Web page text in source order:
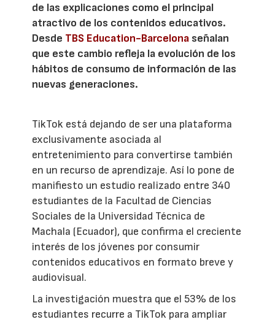
de las explicaciones como el principal
atractivo de los contenidos educativos.
Desde TBS Education-Barcelona señalan
que este cambio refleja la evolución de los
hábitos de consumo de información de las
nuevas generaciones.
TikTok está dejando de ser una plataforma
exclusivamente asociada al
entretenimiento para convertirse también
en un recurso de aprendizaje. Así lo pone de
manifiesto un estudio realizado entre 340
estudiantes de la Facultad de Ciencias
Sociales de la Universidad Técnica de
Machala (Ecuador), que confirma el creciente
interés de los jóvenes por consumir
contenidos educativos en formato breve y
audiovisual.
La investigación muestra que el 53% de los
estudiantes recurre a TikTok para ampliar